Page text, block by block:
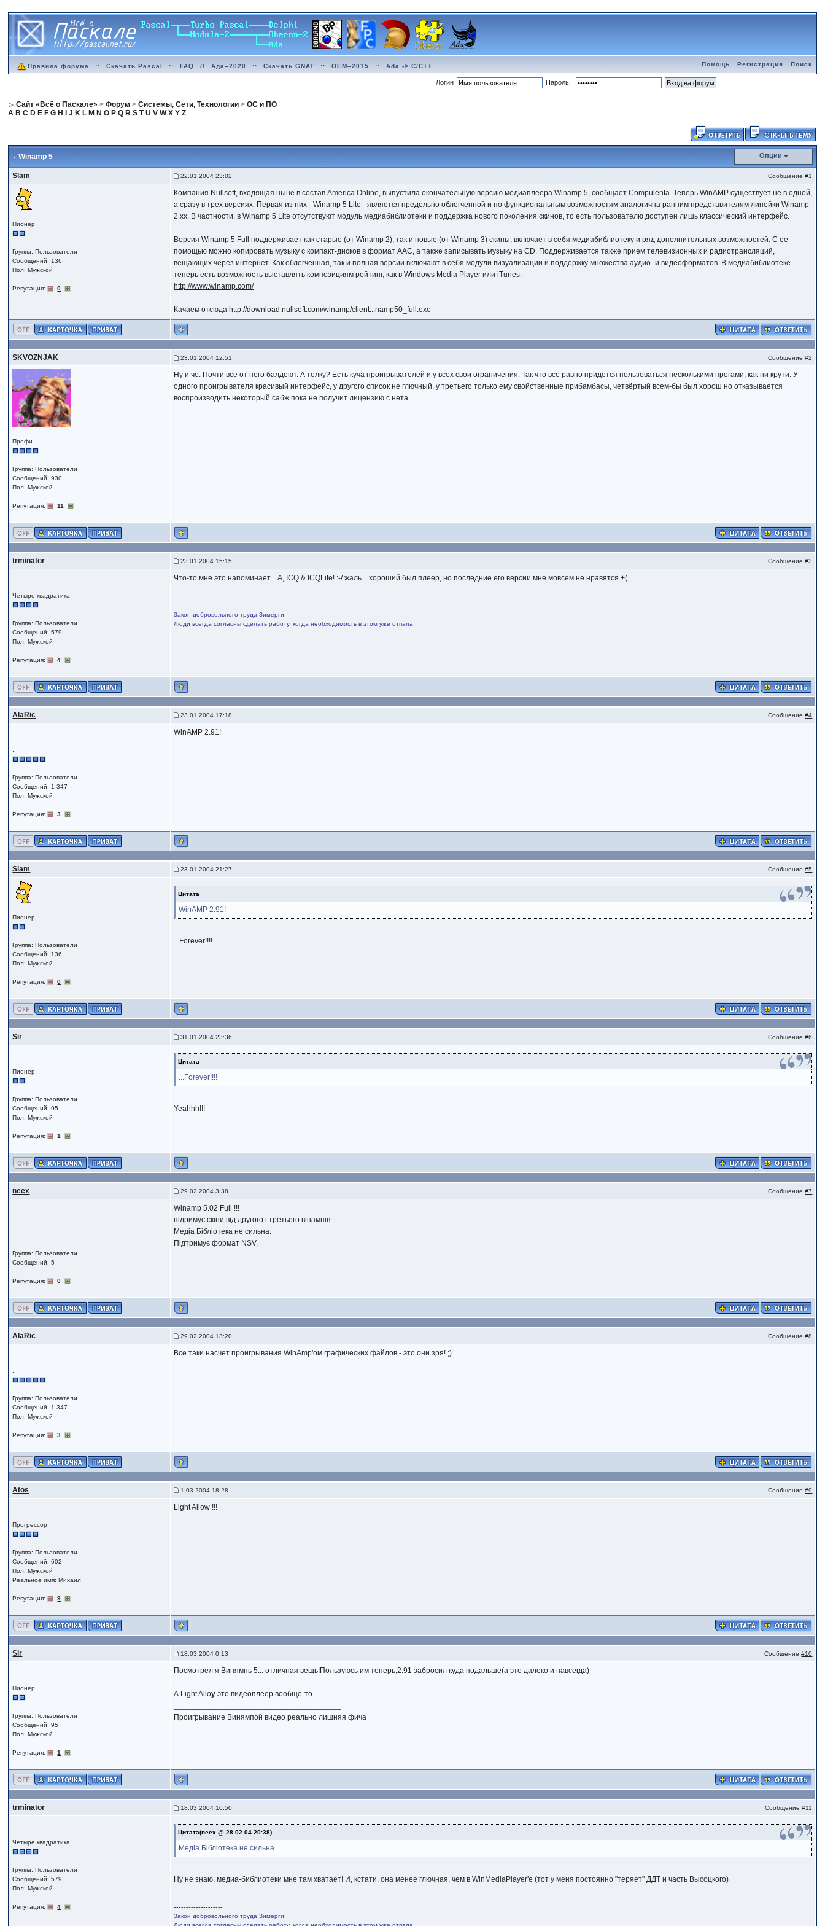
Правила форума :: Скачать Pascal :: FAQ // Ада–2020 :: Скачать GNAT :: OEM–2015 :: Ada -> C/C++ Помощь Регистрация Поиск
Логин Пароль:
Сайт «Всё о Паскале» >Форум >Системы, Сети, Технологии >ОС и ПО
A B C D E F G H J K L M N O P Q R S T U V W X Y Z
Winamp 5 Опции
Slam 22.01.2004 23:02 Сообщение#1
Пионер
Группа: Пользователи
Сообщений: 136
Пол: Мужской
Репутация: 0
Компания Nullsoft, входящая ныне в состав America Online, выпустила окончательную версию медиаплеера Winamp 5, сообщает Compulenta. Теперь WinAMP существует не в одной,
а сразу в трех версиях. Первая из них - Winamp 5 Lite - является предельно облегченной и по функциональным возможностям аналогична ранним представителям линейки Winamp
2.xx. В частности, в Winamp 5 Lite отсутствуют модуль медиабиблиотеки и поддержка нового поколения скинов, то есть пользователю доступен лишь классический интерфейс.
Версия Winamp 5 Full поддерживает как старые (от Winamp 2), так и новые (от Winamp 3) скины, включает в себя медиабиблиотеку и ряд дополнительных возможностей. С ее
помощью можно копировать музыку с компакт-дисков в формат AAC, а также записывать музыку на CD. Поддерживается также прием телевизионных и радиотрансляций,
вещающих через интернет. Как облегченная, так и полная версии включают в себя модули визуализации и поддержку множества аудио- и видеоформатов. В медиабиблиотеке
теперь есть возможность выставлять композициям рейтинг, как в Windows Media Player или iTunes.
http://www.winamp.com/
Качаем отсюда http://download.nullsoft.com/winamp/client...namp50_full.exe
SKVOZNJAK 23.01.2004 12:51 Сообщение#2
Профи
Группа: Пользователи
Сообщений: 930
Пол: Мужской
Репутация: 11
Ну и чё. Почти все от него балдеют. А толку? Есть куча проигрывателей и у всех свои ограничения. Так что всё равно придётся пользоваться несколькими прогами, как ни крути. У
одного проигрывателя красивый интерфейс, у другого список не глючный, у третьего только ему свойственные прибамбасы, четвёртый всем-бы был хорош но отказывается
воспроизводить некоторый сабж пока не получит лицензию с нета.
trminator 23.01.2004 15:15 Сообщение#3
Четыре квадратика
Группа: Пользователи
Сообщений: 579
Пол: Мужской
Репутация: 4
Что-то мне это напоминает... А, ICQ & ICQLite! :-/ жаль... хороший был плеер, но последние его версии мне мовсем не нравятся +(
--------------------
Закон добровольного труда Зимерги:
Люди всегда согласны сделать работу, когда необходимость в этом уже отпала
AlaRic 23.01.2004 17:18 Сообщение#4
Группа: Пользователи
Сообщений: 1 347
Пол: Мужской
Репутация: 3
WinAMP 2.91!
Slam 23.01.2004 21:27 Сообщение#5
Пионер
Группа: Пользователи
Сообщений: 136
Пол: Мужской
Репутация: 0
Цитата
WinAMP 2.91!
...Forever!!!!
Sir 31.01.2004 23:36 Сообщение#6
Пионер
Группа: Пользователи
Сообщений: 95
Пол: Мужской
Репутация: 1
Цитата
...Forever!!!!
Yeahhh!!!
neex 29.02.2004 3:38 Сообщение#7
Группа: Пользователи
Сообщений: 5
Репутация: 0
Winamp 5.02 Full !!!
підримує скіни від другого і третього вінампів.
Медіа Бібліотека не сильна.
Підтримує формат NSV.
AlaRic 29.02.2004 13:20 Сообщение#8
Группа: Пользователи
Сообщений: 1 347
Пол: Мужской
Репутация: 3
Все таки насчет проигрывания WinAmp'ом графических файлов - это они зря! ;)
Atos 1.03.2004 18:28 Сообщение#9
Прогрессор
Группа: Пользователи
Сообщений: 602
Пол: Мужской
Реальное имя: Михаил
Репутация: 9
Light Allow !!!
Sir 18.03.2004 0:13 Сообщение#10
Пионер
Группа: Пользователи
Сообщений: 95
Пол: Мужской
Репутация: 1
Посмотрел я Винямпь 5... отличная вещь!Пользуюсь им теперь,2.91 забросил куда подальше(а это далеко и навсегда)
А Light Alloy это видеоплеер вообще-то
Проигрывание Винямпой видео реально лишняя фича
trminator 18.03.2004 10:50 Сообщение#11
Четыре квадратика
Группа: Пользователи
Сообщений: 579
Пол: Мужской
Репутация: 4
Цитата(neex @ 28.02.04 20:38)
Медіа Бібліотека не сильна.
Ну не знаю, медиа-библиотеки мне там хватает! И, кстати, она менее глючная, чем в WinMediaPlayer'e (тот у меня постоянно "теряет" ДДТ и часть Высоцкого)
--------------------
Закон добровольного труда Зимерги: